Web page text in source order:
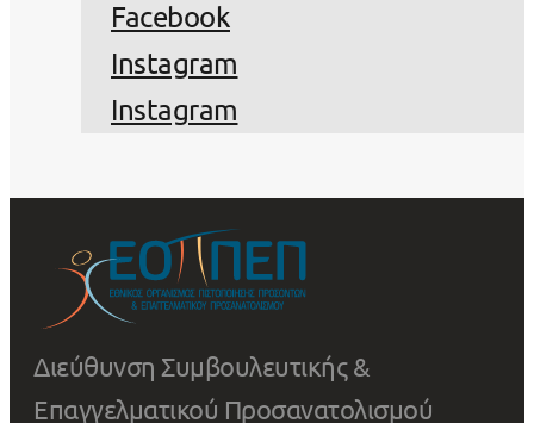
Facebook
Instagram
Instagram
Διεύθυνση Συμβουλευτικής &
Επαγγελματικού Προσανατολισμού